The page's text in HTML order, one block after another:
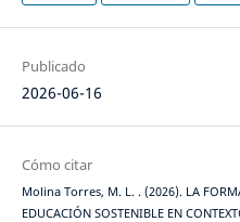
Publicado
2026-06-16
Cómo citar
Molina Torres, M. L. . (2026). LA
EDUCACIÓN SOSTENIBLE EN